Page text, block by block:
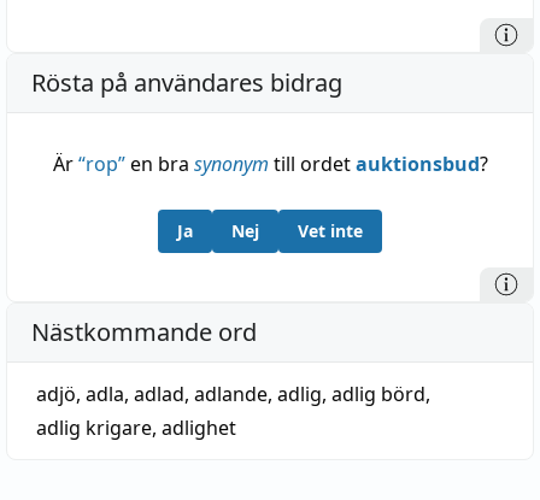
Rösta på användares bidrag
Är“rop”en bra synonym till ordetauktionsbud?
Ja Nej Vet inte
Nästkommande ord
adjö, adla, adlad, adlande, adlig, adlig börd,
adlig krigare, adlighet